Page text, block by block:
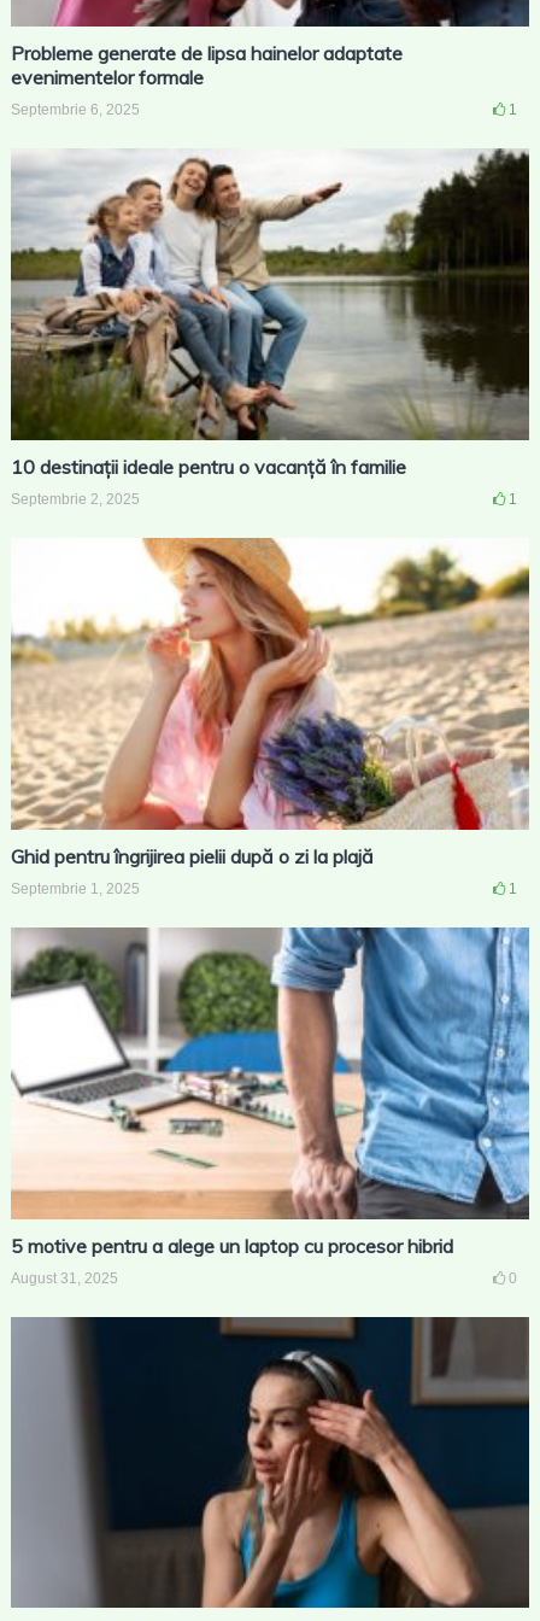
Probleme generate de lipsa hainelor adaptate
evenimentelor formale
Septembrie 6, 2025 1
10 destinații ideale pentru o vacanță în familie
Septembrie 2, 2025 1
Ghid pentru îngrijirea pielii după o zi la plajă
Septembrie 1, 2025 1
5 motive pentru a alege un laptop cu procesor hibrid
August 31, 2025 0